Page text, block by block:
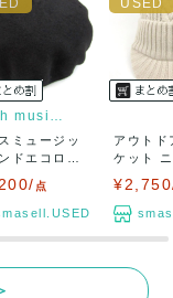
earth music&ecology
ミュージッ
ドエコロジ
点
アウトド
ケット